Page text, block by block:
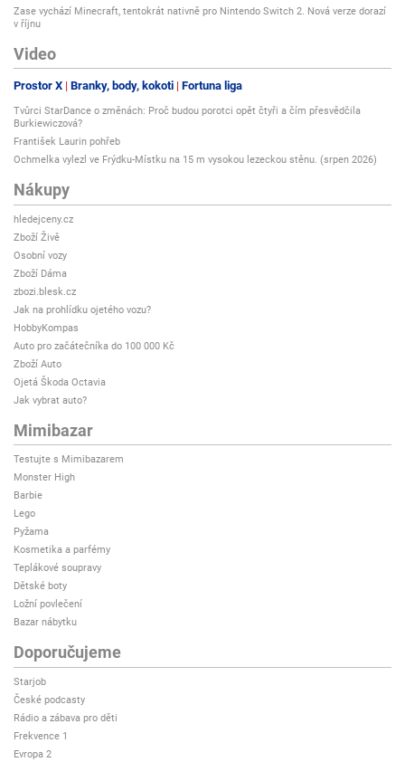
Zase vychází Minecraft, tentokrát nativně pro Nintendo Switch 2. Nová verze dorazí
v říjnu
Video
Prostor X Branky, body, kokoti Fortuna liga
Tvůrci StarDance o změnách: Proč budou porotci opět čtyři a čím přesvědčila
Burkiewiczová?
František Laurin pohřeb
Ochmelka vylezl ve Frýdku-Místku na 15 m vysokou lezeckou stěnu. (srpen 2026)
Nákupy
hledejceny.cz
Zboží Živě
Osobní vozy
Zboží Dáma
zbozi.blesk.cz
Jak na prohlídku ojetého vozu?
HobbyKompas
Auto pro začátečníka do 100 000 Kč
Zboží Auto
Ojetá Škoda Octavia
Jak vybrat auto?
Mimibazar
Testujte s Mimibazarem
Monster High
Barbie
Lego
Pyžama
Kosmetika a parfémy
Teplákové soupravy
Dětské boty
Ložní povlečení
Bazar nábytku
Doporučujeme
Starjob
České podcasty
Rádio a zábava pro děti
Frekvence 1
Evropa 2